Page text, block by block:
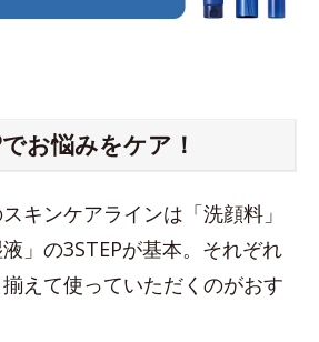
お悩みをケア！
キンケアラインは「洗顔料」
液」の3STEPが基本。それぞれ
えて使っていただくのがおす